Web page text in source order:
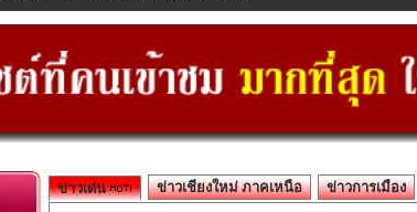
ข่าวเด่น ข่าวเชียงใหม่ ภาคเหนือ ข่าวการเมือง